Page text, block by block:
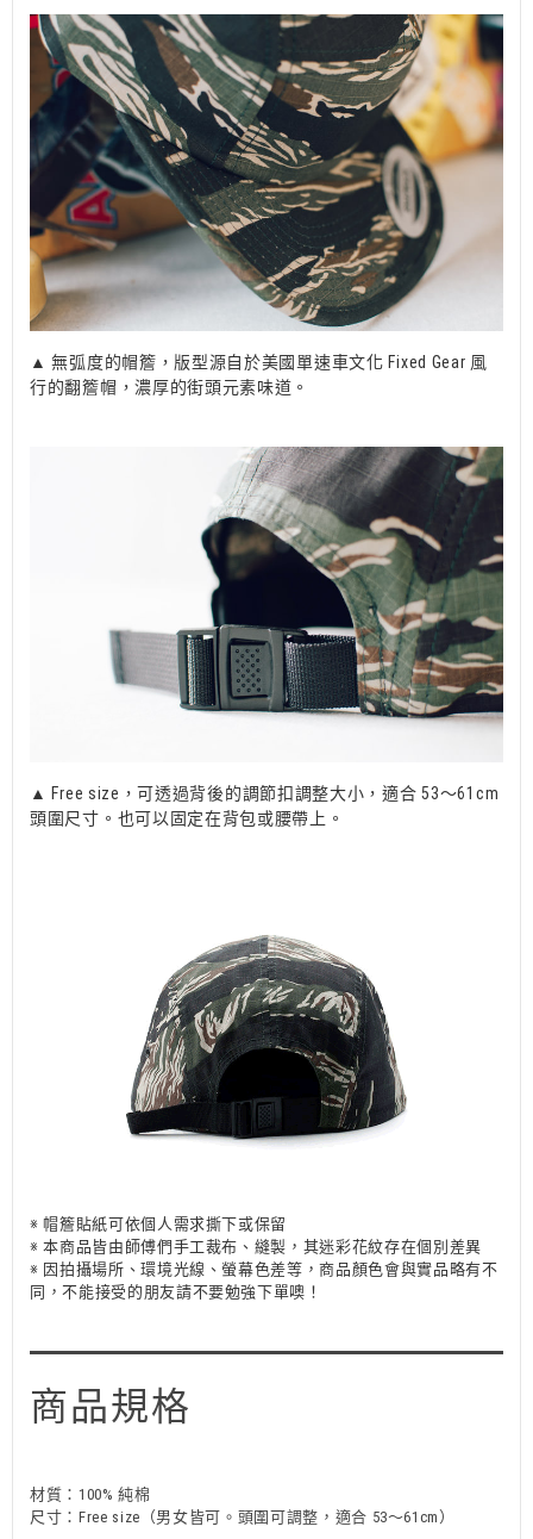
▲ 無弧度的帽簷，版型源自於美國單速車文化 Fixed Gear 風
行的翻簷帽，濃厚的街頭元素味道。
▲ Free size，可透過背後的調節扣調整大小，適合 53～61cm
頭圍尺寸。也可以固定在背包或腰帶上。
※ 帽簷貼紙可依個人需求撕下或保留
※ 本商品皆由師傅們手工裁布、縫製，其迷彩花紋存在個別差異
※ 因拍攝場所、環境光線、螢幕色差等，商品顏色會與實品略有不
同，不能接受的朋友請不要勉強下單噢！
商品規格
材質：100% 純棉
尺寸：Free size（男女皆可。頭圍可調整，適合 53～61cm）